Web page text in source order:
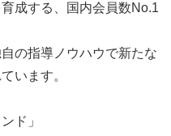
成する、国内会員数No.1
の指導ノウハウで新たな
います。
ド」